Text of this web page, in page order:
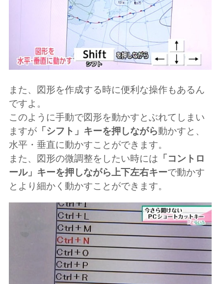
また、図形を作成する時に便利な操作もあるん
ですよ。
このように手動で図形を動かすとぶれてしまい
ますが「シフト」キーを押しながら動かすと、
水平・垂直に動かすことができます。
また、図形の微調整をしたい時には 「コントロ
ール」キーを押しながら上下左右キーで動かす
とより細かく動かすことができます。